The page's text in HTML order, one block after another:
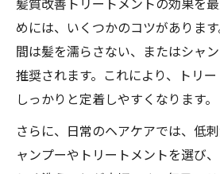
めには、いくつかのコツがありま
間は髪を濡らさない、またはシャ
推奨されます。これにより、トリ
しっかりと定着しやすくなります。
さらに、日常のヘアケアでは、低
ャンプーやトリートメントを選び